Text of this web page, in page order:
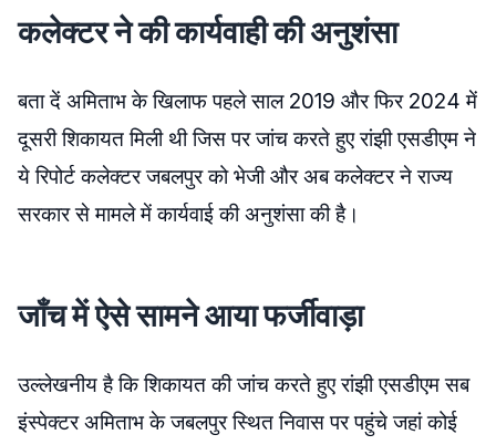
कलेक्टर ने की कार्यवाही की अनुशंसा
बता दें अमिताभ के खिलाफ पहले साल 2019 और फिर 2024 में
दूसरी शिकायत मिली थी जिस पर जांच करते हुए रांझी एसडीएम ने
ये रिपोर्ट कलेक्टर जबलपुर को भेजी और अब कलेक्टर ने राज्य
सरकार से मामले में कार्यवाई की अनुशंसा की है।
जाँच में ऐसे सामने आया फर्जीवाड़ा
उल्लेखनीय है कि शिकायत की जांच करते हुए रांझी एसडीएम सब
इंस्पेक्टर अमिताभ के जबलपुर स्थित निवास पर पहुंचे जहां कोई